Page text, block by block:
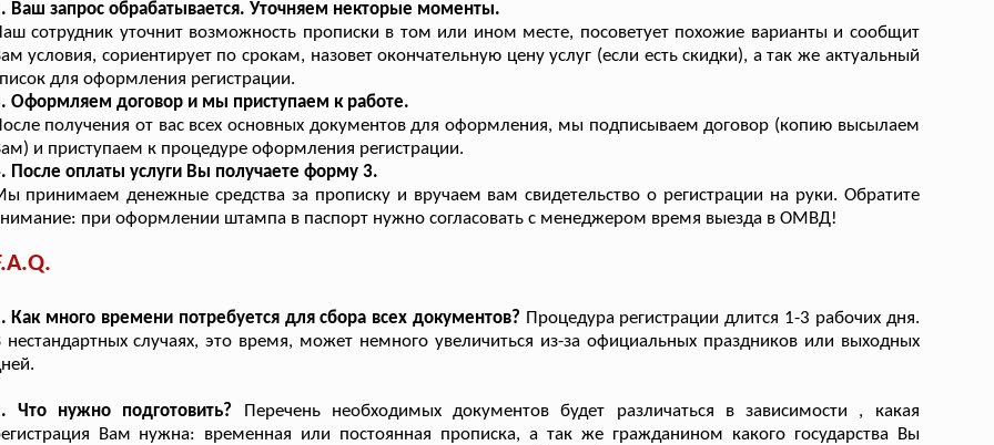
Ваш запрос обрабатывается. Уточняем некторые моменты.
сотрудник уточнит возможность прописки в том или ином месте, посоветует похожие варианты и сообщит
условия, сориентирует по срокам, назовет окончательную цену услуг (если есть скидки), а так же актуальный
для оформления регистрации.
Оформляем договор и мы приступаем к работе.
получения от вас всех основных документов для оформления, мы подписываем договор (копию высылаем
и приступаем к процедуре оформления регистрации.
После оплаты услуги Вы получаете форму 3.
принимаем денежные средства за прописку и вручаем вам свидетельство о регистрации на руки. Обратите
при оформлении штампа в паспорт нужно согласовать с менеджером время выезда в ОМВД!
Как много времени потребуется для сбора всех документов? Процедура регистрации длится 1-3 рабочих дня.
нестандартных случаях, это время, может немного увеличиться из-за официальных праздников или выходных
Что нужно подготовить? Перечень необходимых документов будет различаться в зависимости , какая
Вам нужна: временная или постоянная прописка, а так же гражданином какого государства Вы